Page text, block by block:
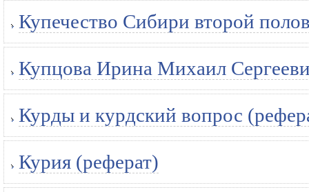
Купечество Сибири второй
Купцова Ирина Михаил
Курды и курдский вопрос
Курия (реферат)